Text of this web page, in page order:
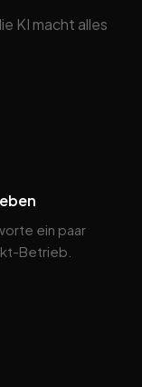
KI macht alles
ein paar
Betrieb.